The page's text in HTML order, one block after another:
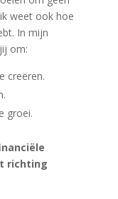
weet ook hoe
In mijn
om:
creëren.
groei.
richting